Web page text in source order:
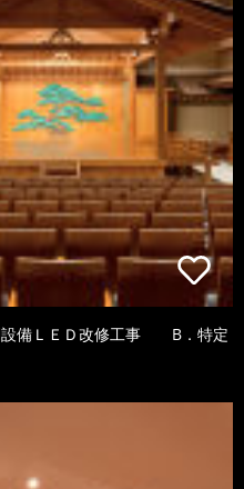
設備ＬＥＤ改修工事 B．特定